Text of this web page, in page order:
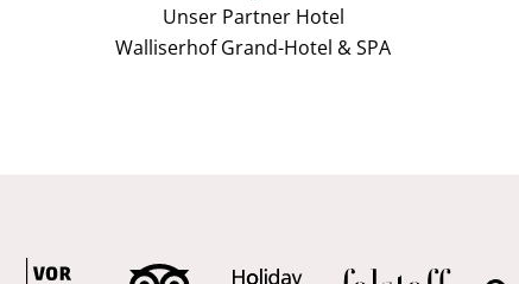
Unser Partner Hotel
Walliserhof Grand-Hotel & SPA